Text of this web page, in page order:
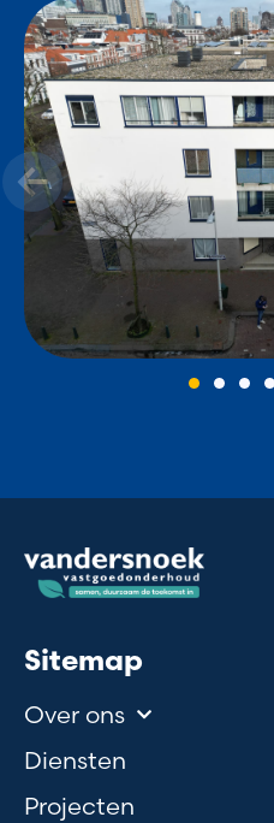
Sitemap
Over ons
Diensten
Projecten